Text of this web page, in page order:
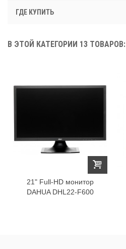
ГДЕ КУПИТЬ
В ЭТОЙ КАТЕГОРИИ 13 ТОВАРОВ:
21" Full-HD монитор
DAHUA DHL22-F600